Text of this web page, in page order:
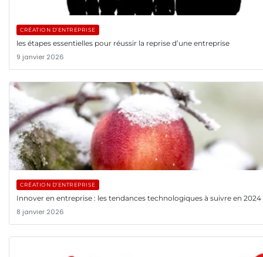
CRÉATION D’ENTREPRISE
les étapes essentielles pour réussir la reprise d’une entreprise
9 janvier 2026
CRÉATION D’ENTREPRISE
Innover en entreprise : les tendances technologiques à suivre en 2024
8 janvier 2026